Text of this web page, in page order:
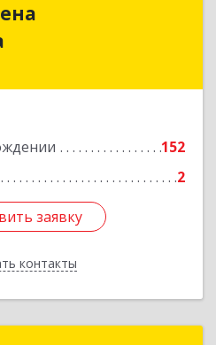
152
2
заявку
контакты
ИП Кудрина Елена
Подробнее
заявку
Назад